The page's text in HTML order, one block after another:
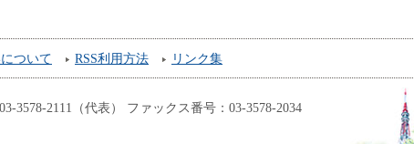
ついて RSS利用方法 リンク集
3578-2111（代表） ファックス番号：03-3578-2034